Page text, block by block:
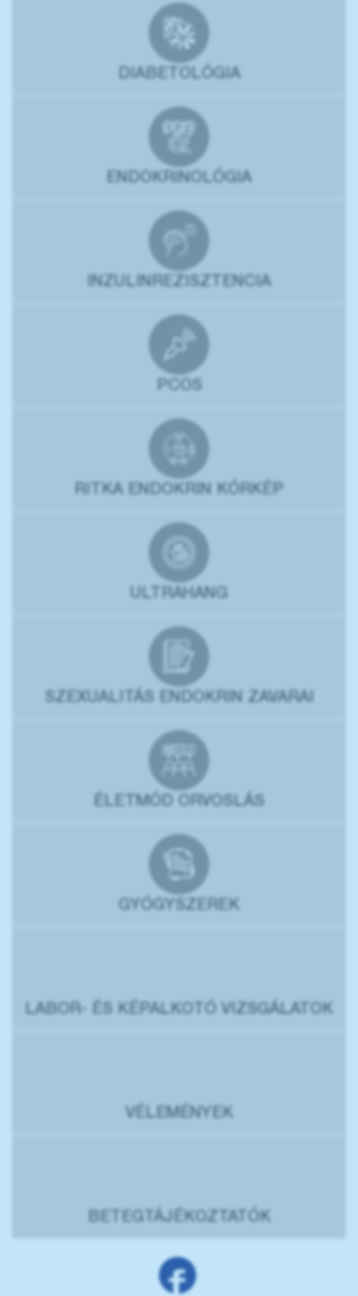
DIABETOLÓGIA
ENDOKRINOLÓGIA
INZULINREZISZTENCIA
PCOS
RITKA ENDOKRIN KÓRKÉP
ULTRAHANG
SZEXUALITÁS ENDOKRIN ZAVARAI
ÉLETMÓD ORVOSLÁS
GYÓGYSZEREK
LABOR- ÉS KÉPALKOTÓ VIZSGÁLATOK
VÉLEMÉNYEK
BETEGTÁJÉKOZTATÓK